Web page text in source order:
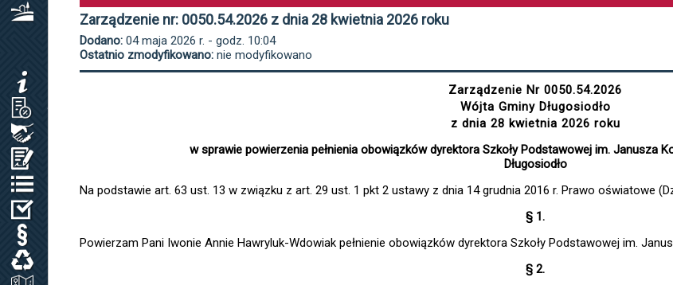
SOŁECTWA I SOŁTYSI
MENU PRZEDMIOTOWE
OŚWIADCZENIA MAJĄTKOWE
Zarządzenie nr: 0050.54.2026 z dnia 28 kwietnia 2026 roku
Dodano:04 maja 2026 r. - godz. 10:04
Ostatnio zmodyfikowano:nie modyfikowano
Zarządzenie Nr 0050.54.2026
Wójta Gminy Długosiodło
z dnia 28 kwietnia 2026 roku
w sprawie powierzenia pełnienia obowiązków dyrektora Szkoły Podstawowej im. Janusza
Długosiodło
Na podstawie art. 63 ust. 13 w związku z art. 29 ust. 1 pkt 2 ustawy z dnia 14 grudnia 2016 r. Prawo oświatowe
§ 1.
Powierzam Pani Iwonie Annie Hawryluk-Wdowiak pełnienie obowiązków dyrektora Szkoły Podstawowej im.
§ 2.